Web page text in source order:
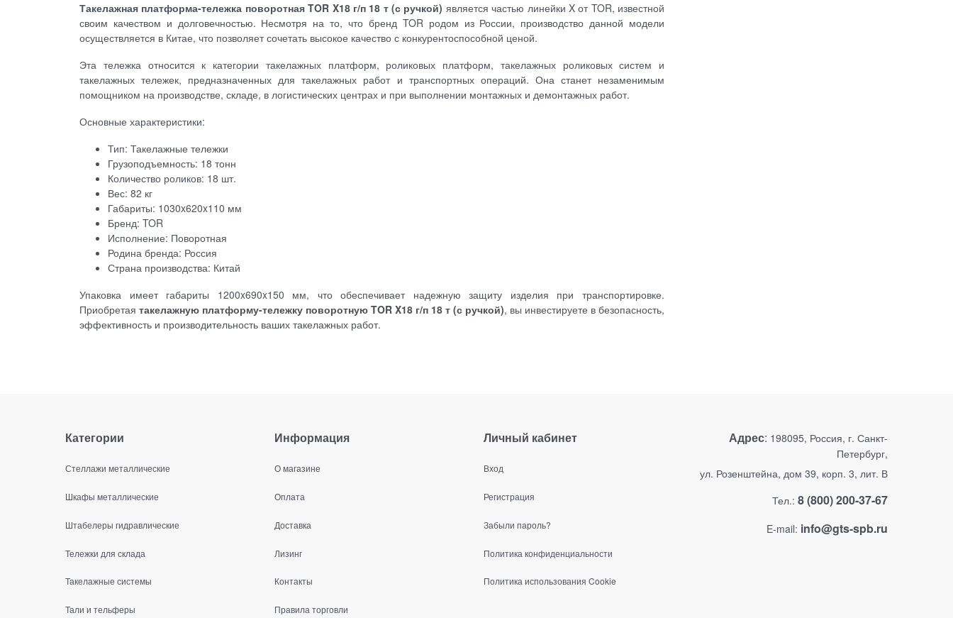
Такелажная платформа-тележка поворотная TOR X18 г/п 18 т (с ручкой) является частью линейки X от TOR, известной
своим качеством и долговечностью. Несмотря на то, что бренд TOR родом из России, производство данной модели
осуществляется в Китае, что позволяет сочетать высокое качество с конкурентоспособной ценой.
Эта тележка относится к категории такелажных платформ, роликовых платформ, такелажных роликовых систем и
такелажных тележек, предназначенных для такелажных работ и транспортных операций. Она станет незаменимым
помощником на производстве, складе, в логистических центрах и при выполнении монтажных и демонтажных работ.
Основные характеристики:
Тип: Такелажные тележки
Грузоподъемность: 18 тонн
Количество роликов: 18 шт.
Вес: 82 кг
Габариты: 1030x620x110 мм
Бренд: TOR
Исполнение: Поворотная
Родина бренда: Россия
Страна производства: Китай
Упаковка имеет габариты 1200x690x150 мм, что обеспечивает надежную защиту изделия при транспортировке.
Приобретая такелажную платформу-тележку поворотную TOR X18 г/п 18 т (с ручкой), вы инвестируете в безопасность,
эффективность и производительность ваших такелажных работ.
Категории
Стеллажи металлические
Шкафы металлические
Штабелеры гидравлические
Тележки для склада
Такелажные системы
Тали и тельферы
Информация
О магазине
Оплата
Доставка
Лизинг
Контакты
Правила торговли
Личный кабинет
Вход
Регистрация
Забыли пароль?
Политика конфиденциальности
Политика использования Cookie
Адрес: 198095, Россия, г. Санкт-
Петербург,
ул. Розенштейна, дом 39, корп. 3, лит. В
Тел.: 8 (800) 200-37-67
E-mail: info@gts-spb.ru